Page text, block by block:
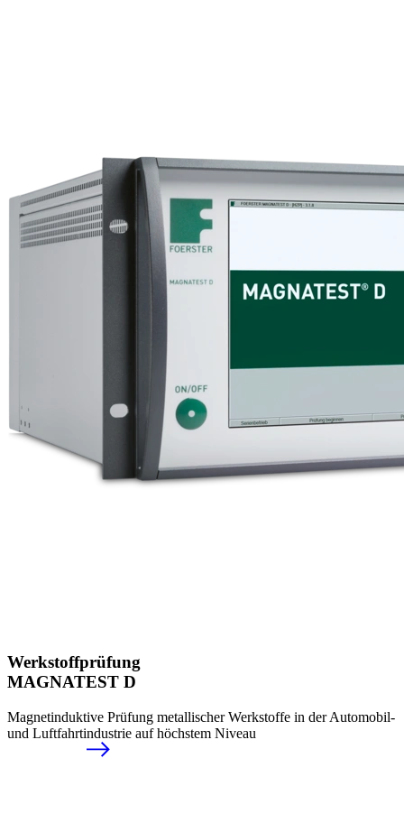
Werkstoffprüfung
MAGNATEST D
Magnetinduktive Prüfung metallischer Werkstoffe in der Automobil-
und Luftfahrtindustrie auf höchstem Niveau